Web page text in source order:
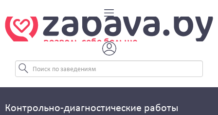
Контрольно-диагностические работы